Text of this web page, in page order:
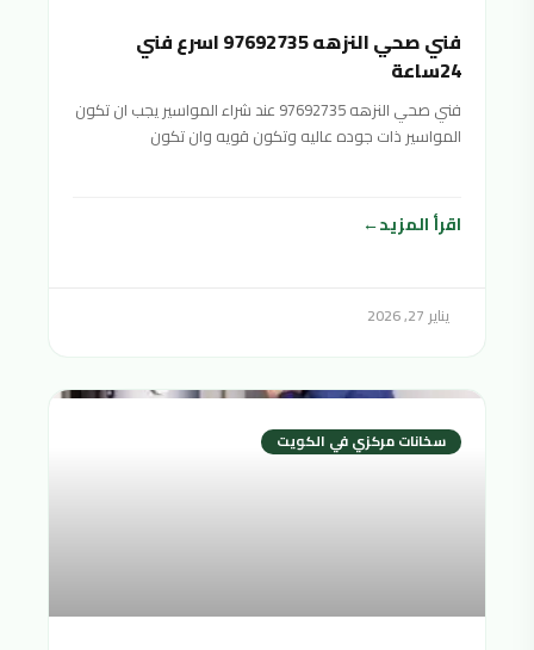
فني صحي النزهه 97692735 اسرع فني
24ساعة
فني صحي النزهه 97692735 عند شراء المواسير يجب ان تكون
المواسير ذات جوده عاليه وتكون قويه وان تكون
اقرأ المزيد
يناير 27, 2026
سخانات مركزي في الكويت